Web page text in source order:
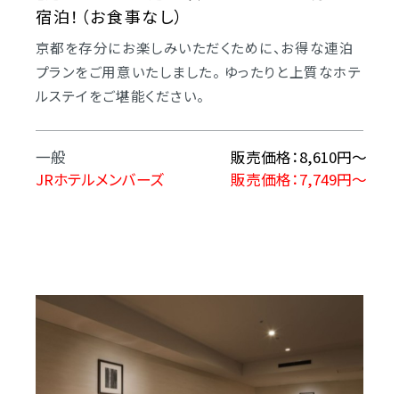
宿泊！（お食事なし）
京都を存分にお楽しみいただくために、お得な連泊
プランをご用意いたしました。 ゆったりと上質なホテ
ルステイをご堪能ください。
一般
販売価格：8,610円～
JRホテルメンバーズ
販売価格：7,749円～